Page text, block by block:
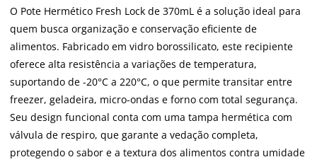
O Pote Hermético Fresh Lock de 370mL é a solução ideal para
quem busca organização e conservação eficiente de
alimentos. Fabricado em vidro borossilicato, este recipiente
oferece alta resistência a variações de temperatura,
suportando de -20°C a 220°C, o que permite transitar entre
freezer, geladeira, micro-ondas e forno com total segurança.
Seu design funcional conta com uma tampa hermética com
válvula de respiro, que garante a vedação completa,
protegendo o sabor e a textura dos alimentos contra umidade